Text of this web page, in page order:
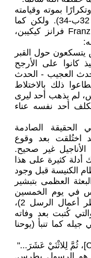
بموته وقيامته
(في مرقس 8: 31؛ 9: 31، 10: 32ب-34). ولكن كما
يتساءل زميله المدون Franz Kiekeben فرانز كيكيبن،
حول القبر
كانوا على الأرجح
العجيب - الحدث
ذلك بالاختلاط
لم يذهب أحد ليرى
أحد نفسه عناء
الحقيقة الصادمة
اختُلقت بعد وقوع
غير صحيح.
أدلة كثيرة على هذا
الكنيسة قبل وجود
17-20)، وأمر البعثة العظمى بتبشير
في يوم الخمسين
لمساعدتهم (متى 28: 18-20، انظر أعمال الرسل 2)،
كُتبت بعد وفاته
كما تنبأ (يوحنا